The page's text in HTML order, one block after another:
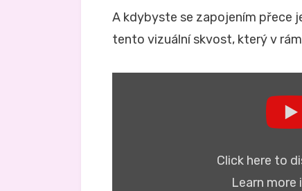
A kdybyste se zapojením přece
tento vizuální skvost, který v
Click here to
Learn more